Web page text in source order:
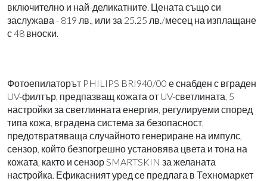
включително и най-деликатните. Цената също си
заслужава - 819 лв., или за 25.25 лв./месец на изплащане
с 48 вноски.
Фотоепилаторът PHILIPS BRI940/00 е снабден с вграден
UV-филтър, предпазващ кожата от UV-светлината, 5
настройки за светлинната енергия, регулируеми според
типа кожа, вградена система за безопасност,
предотвратяваща случайното генериране на импулс,
сензор, който безпогрешно установява цвета и тона на
кожата, както и сензор SMARTSKIN за желаната
настройка. Ефикасният уред се предлага в Техномаркет